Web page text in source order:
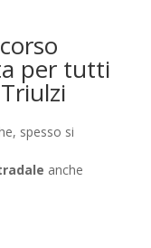
per tutti
spesso si
anche